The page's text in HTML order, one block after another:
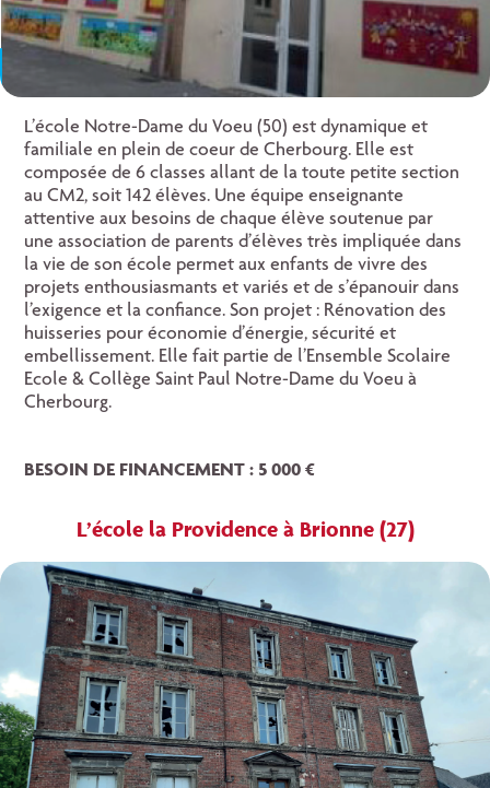
L’école Notre-Dame du Voeu (50) est dynamique et
familiale en plein de coeur de Cherbourg. Elle est
composée de 6 classes allant de la toute petite section
au CM2, soit 142 élèves. Une équipe enseignante
attentive aux besoins de chaque élève soutenue par
une association de parents d’élèves très impliquée dans
la vie de son école permet aux enfants de vivre des
projets enthousiasmants et variés et de s’épanouir dans
l’exigence et la confiance. Son projet : Rénovation des
huisseries pour économie d’énergie, sécurité et
embellissement. Elle fait partie de l’Ensemble Scolaire
Ecole & Collège Saint Paul Notre-Dame du Voeu à
Cherbourg.
BESOIN DE FINANCEMENT : 5 000 €
L’école la Providence à Brionne (27)